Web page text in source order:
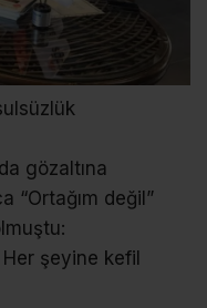
gözaltına
“Ortağım değil”
şeyine kefil